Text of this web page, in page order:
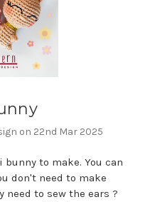
on 22nd Mar 2025
to make. You can
don't need to make
need to sew the ears ?